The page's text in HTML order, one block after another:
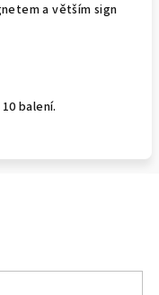
a větším sign
balení.